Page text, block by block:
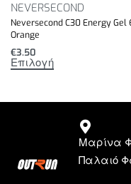
NEVERSECOND
Neversecond C30 Energy
Orange
€3.50
Επιλογή
Μαρίνα
Παλαιό